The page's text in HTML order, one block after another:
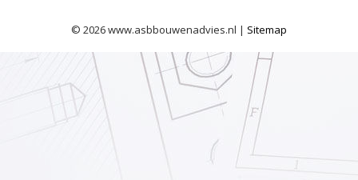
© 2026 www.asbbouwenadvies.nl | Sitemap